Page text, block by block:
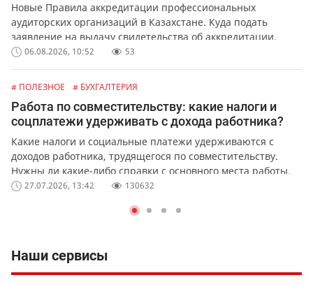
Новые Правила аккредитации профессиональных
аудиторских организаций в Казахстане. Куда подать
заявление на выдачу свидетельства об аккредитации.
06.08.2026, 10:52 53
# ПОЛЕЗНОЕ # БУХГАЛТЕРИЯ
Работа по совместительству: какие налоги и
соцплатежи удерживать с дохода работника?
Какие налоги и социальные платежи удерживаются с
доходов работника, трудящегося по совместительству.
Нужны ли какие-либо справки с основного места работы.
27.07.2026, 13:42 130632
Наши сервисы